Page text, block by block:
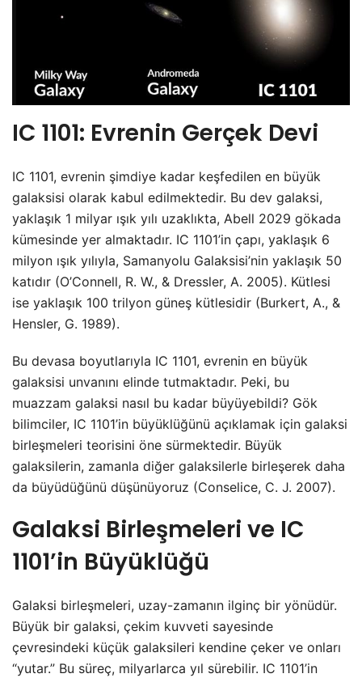
IC 1101: Evrenin Gerçek Devi
IC 1101, evrenin şimdiye kadar keşfedilen en büyük
galaksisi olarak kabul edilmektedir. Bu dev galaksi,
yaklaşık 1 milyar ışık yılı uzaklıkta, Abell 2029 gökada
kümesinde yer almaktadır. IC 1101’in çapı, yaklaşık 6
milyon ışık yılıyla, Samanyolu Galaksisi’nin yaklaşık 50
katıdır (O’Connell, R. W., & Dressler, A. 2005). Kütlesi
ise yaklaşık 100 trilyon güneş kütlesidir (Burkert, A., &
Hensler, G. 1989).
Bu devasa boyutlarıyla IC 1101, evrenin en büyük
galaksisi unvanını elinde tutmaktadır. Peki, bu
muazzam galaksi nasıl bu kadar büyüyebildi? Gök
bilimciler, IC 1101’in büyüklüğünü açıklamak için galaksi
birleşmeleri teorisini öne sürmektedir. Büyük
galaksilerin, zamanla diğer galaksilerle birleşerek daha
da büyüdüğünü düşünüyoruz (Conselice, C. J. 2007).
Galaksi Birleşmeleri ve IC
1101’in Büyüklüğü
Galaksi birleşmeleri, uzay-zamanın ilginç bir yönüdür.
Büyük bir galaksi, çekim kuvveti sayesinde
çevresindeki küçük galaksileri kendine çeker ve onları
“yutar.” Bu süreç, milyarlarca yıl sürebilir. IC 1101’in